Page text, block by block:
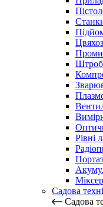
Рівні
Садова
Садова